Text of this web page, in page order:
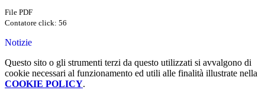
File PDF
Contatore click: 56
Notizie
Questo sito o gli strumenti terzi da questo utilizzati si avvalgono di
cookie necessari al funzionamento ed utili alle finalità illustrate nella
COOKIE POLICY.